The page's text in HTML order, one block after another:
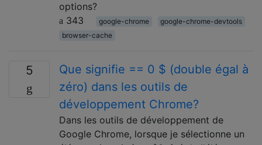
options?
343
google-chrome
google-chrome-devtools
browser-cache
5
Que signifie == 0 $ (double égal à
zéro) dans les outils de
développement Chrome?
Dans les outils de développement de
Google Chrome, lorsque je sélectionne un